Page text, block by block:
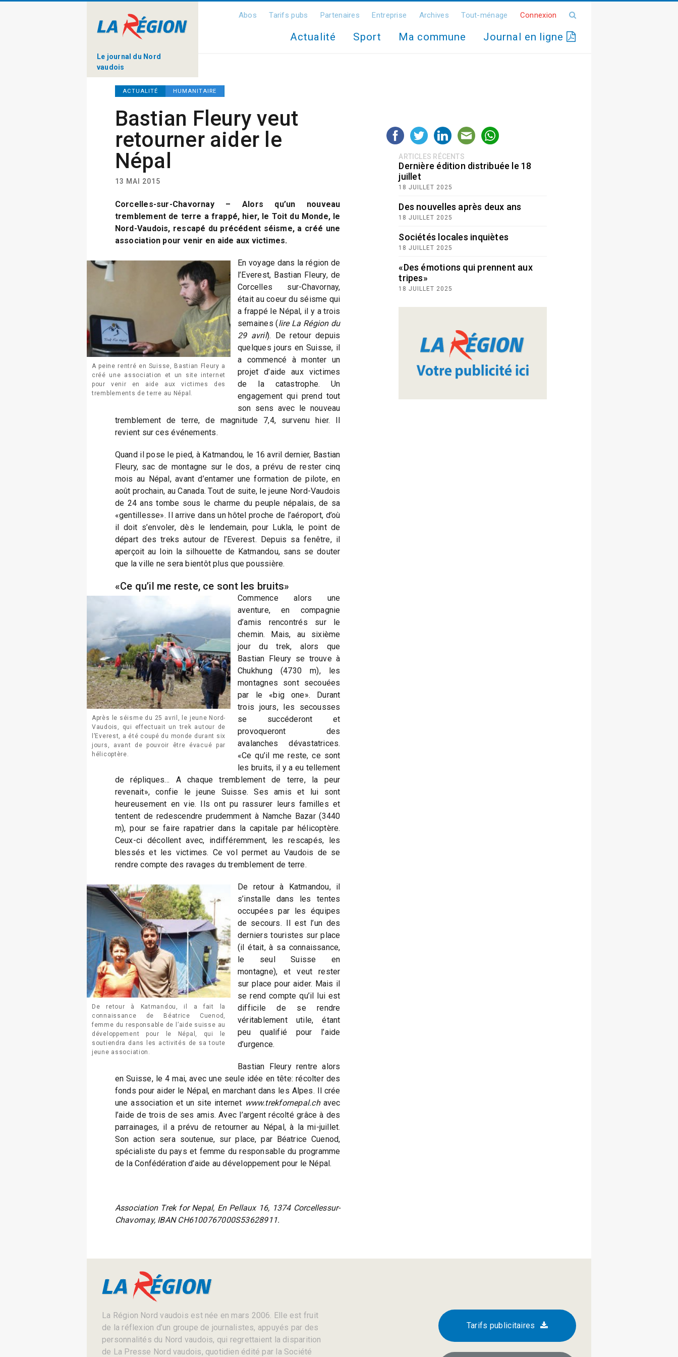
Le journal du Nord
vaudois
Abos Tarifs pubs Partenaires Entreprise Archives Tout-ménage Connexion
Actualité Sport Ma commune Journal en ligne
ACTUALITÉ HUMANITAIRE
Bastian Fleury veut
retourner aider le
Népal
13 MAI 2015
Corcelles-sur-Chavornay – Alors qu’un nouveau
tremblement de terre a frappé, hier, le Toit du Monde, le
Nord-Vaudois, rescapé du précédent séisme, a créé une
association pour venir en aide aux victimes.
A peine rentré en Suisse, Bastian Fleury a
créé une association et un site internet
pour venir en aide aux victimes des
tremblements de terre au Népal.
En voyage dans la région de
l’Everest, Bastian Fleury, de
Corcelles sur-Chavornay,
était au coeur du séisme qui
a frappé le Népal, il y a trois
semaines (lire La Région du
29 avril). De retour depuis
quelques jours en Suisse, il
a commencé à monter un
projet d’aide aux victimes
de la catastrophe. Un
engagement qui prend tout
son sens avec le nouveau
tremblement de terre, de magnitude 7,4, survenu hier. Il
revient sur ces événements.
Quand il pose le pied, à Katmandou, le 16 avril dernier, Bastian
Fleury, sac de montagne sur le dos, a prévu de rester cinq
mois au Népal, avant d’entamer une formation de pilote, en
août prochain, au Canada. Tout de suite, le jeune Nord-Vaudois
de 24 ans tombe sous le charme du peuple népalais, de sa
«gentillesse». Il arrive dans un hôtel proche de l’aéroport, d’où
il doit s’envoler, dès le lendemain, pour Lukla, le point de
départ des treks autour de l’Everest. Depuis sa fenêtre, il
aperçoit au loin la silhouette de Katmandou, sans se douter
que la ville ne sera bientôt plus que poussière.
«Ce qu’il me reste, ce sont les bruits»
Après le séisme du 25 avril, le jeune Nord-
Vaudois, qui effectuait un trek autour de
l’Everest, a été coupé du monde durant six
jours, avant de pouvoir être évacué par
hélicoptère.
Commence alors une
aventure, en compagnie
d’amis rencontrés sur le
chemin. Mais, au sixième
jour du trek, alors que
Bastian Fleury se trouve à
Chukhung (4730 m), les
montagnes sont secouées
par le «big one». Durant
trois jours, les secousses
se succéderont et
provoqueront des
avalanches dévastatrices.
«Ce qu’il me reste, ce sont
les bruits, il y a eu tellement
de répliques… A chaque tremblement de terre, la peur
revenait», confie le jeune Suisse. Ses amis et lui sont
heureusement en vie. Ils ont pu rassurer leurs familles et
tentent de redescendre prudemment à Namche Bazar (3440
m), pour se faire rapatrier dans la capitale par hélicoptère.
Ceux-ci décollent avec, indifféremment, les rescapés, les
blessés et les victimes. Ce vol permet au Vaudois de se
rendre compte des ravages du tremblement de terre.
De retour à Katmandou, il a fait la
connaissance de Béatrice Cuenod,
femme du responsable de l’aide suisse au
développement pour le Népal, qui le
soutiendra dans les activités de sa toute
jeune association.
De retour à Katmandou, il
s’installe dans les tentes
occupées par les équipes
de secours. Il est l’un des
derniers touristes sur place
(il était, à sa connaissance,
le seul Suisse en
montagne), et veut rester
sur place pour aider. Mais il
se rend compte qu’il lui est
difficile de se rendre
véritablement utile, étant
peu qualifié pour l’aide
d’urgence.
Bastian Fleury rentre alors
en Suisse, le 4 mai, avec une seule idée en tête: récolter des
fonds pour aider le Népal, en marchant dans les Alpes. Il crée
une association et un site internet www.trekfornepal.chavec
l’aide de trois de ses amis. Avec l’argent récolté grâce à des
parrainages, il a prévu de retourner au Népal, à la mi-juillet.
Son action sera soutenue, sur place, par Béatrice Cuenod,
spécialiste du pays et femme du responsable du programme
de la Confédération d’aide au développement pour le Népal.
Association Trek for Nepal, En Pellaux 16, 1374 Corcellessur-
Chavornay, IBAN CH6100767000S53628911.
ARTICLES RÉCENTS
Dernière édition distribuée le 18
juillet
18 JUILLET 2025
Des nouvelles après deux ans
18 JUILLET 2025
Sociétés locales inquiètes
18 JUILLET 2025
«Des émotions qui prennent aux
tripes»
18 JUILLET 2025
La Région Nord vaudois est née en mars 2006. Elle est fruit
de la réflexion d’un groupe de journalistes, appuyés par des
personnalités du Nord vaudois, qui regrettaient la disparition
de La Presse Nord vaudois, quotidien édité par la Société
Tarifs publicitaires